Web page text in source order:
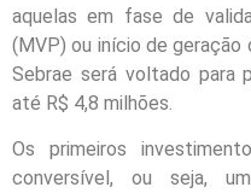
aquelas em fase de
(MVP) ou início de
Sebrae será voltado para
até R$ 4,8 milhões.
Os primeiros
conversível, ou seja,